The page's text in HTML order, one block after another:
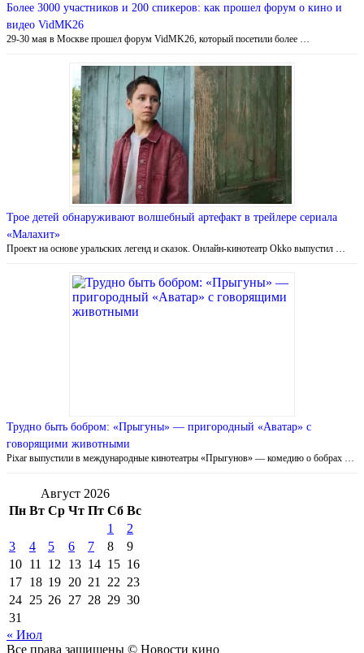
Более 3000 участников и 200 спикеров: как прошел форум о кино и
видео VidMK26
29-30 мая в Москве прошел форум VidMK26, который посетили более …
Трое детей обнаруживают волшебный артефакт в трейлере сериала
«Малахит»
Проект на основе уральских легенд и сказок. Онлайн-кинотеатр Okko выпустил …
Трудно быть бобром: «Прыгуны» — пригородный «Аватар» с
говорящими животными
Pixar выпустили в международные кинотеатры «Прыгунов» — комедию о бобрах …
Август 2026
Пн Вт Ср Чт Пт Сб Вс
1
2
3
4 5 6 7 8
9
10 11 12 13 14 15 16
17 18 19 20 21 22 23
24 25 26 27 28 29 30
31
« Июл
Все права защищены © Новости кино